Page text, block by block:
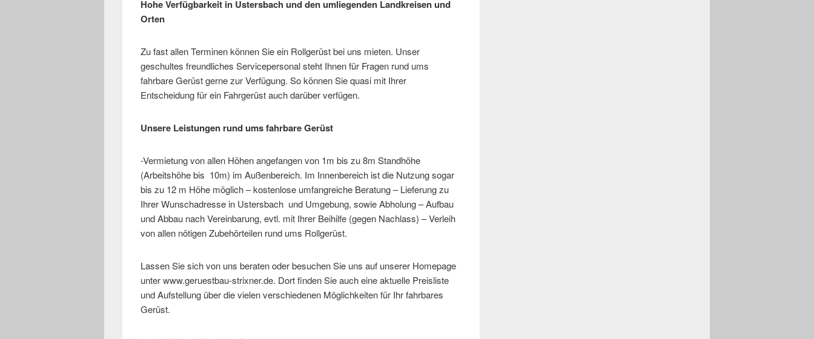
Hohe Verfügbarkeit in Ustersbach und den umliegenden Landkreisen und
Orten
Zu fast allen Terminen können Sie ein Rollgerüst bei uns mieten. Unser
geschultes freundliches Servicepersonal steht Ihnen für Fragen rund ums
fahrbare Gerüst gerne zur Verfügung. So können Sie quasi mit Ihrer
Entscheidung für ein Fahrgerüst auch darüber verfügen.
Unsere Leistungen rund ums fahrbare Gerüst
-Vermietung von allen Höhen angefangen von 1m bis zu 8m Standhöhe
(Arbeitshöhe bis 10m) im Außenbereich. Im Innenbereich ist die Nutzung sogar
bis zu 12 m Höhe möglich – kostenlose umfangreiche Beratung – Lieferung zu
Ihrer Wunschadresse in Ustersbach und Umgebung, sowie Abholung – Aufbau
und Abbau nach Vereinbarung, evtl. mit Ihrer Beihilfe (gegen Nachlass) – Verleih
von allen nötigen Zubehörteilen rund ums Rollgerüst.
Lassen Sie sich von uns beraten oder besuchen Sie uns auf unserer Homepage
unter www.geruestbau-strixner.de. Dort finden Sie auch eine aktuelle Preisliste
und Aufstellung über die vielen verschiedenen Möglichkeiten für Ihr fahrbares
Gerüst.